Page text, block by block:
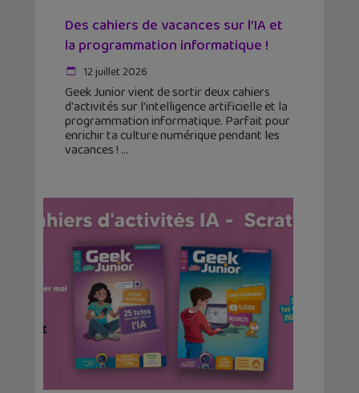
Des cahiers de vacances sur l’IA et
la programmation informatique !
12 juillet 2026
Geek Junior vient de sortir deux cahiers
d'activités sur l'intelligence artificielle et la
programmation informatique. Parfait pour
enrichir ta culture numérique pendant les
vacances !